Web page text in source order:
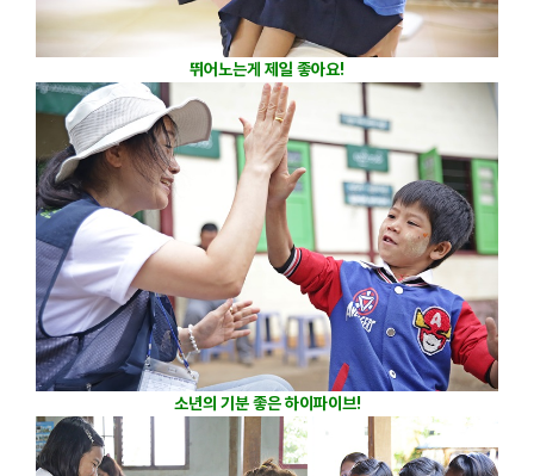
뛰어노는게 제일 좋아요!
소년의 기분 좋은 하이파이브!